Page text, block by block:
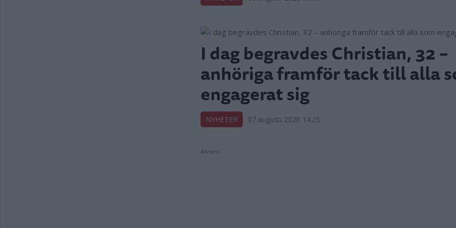
I dag begravdes Christian, 32 –
anhöriga framför tack till alla
engagerat sig
NYHETER 07 augusti 2026 14.25
Annons: